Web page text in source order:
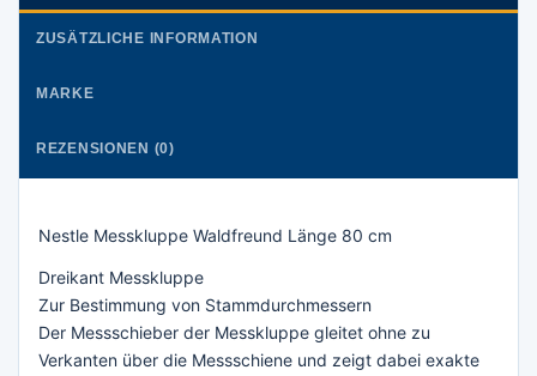
ZUSÄTZLICHE INFORMATION
MARKE
REZENSIONEN (0)
Nestle Messkluppe Waldfreund Länge 80 cm
Dreikant Messkluppe
Zur Bestimmung von Stammdurchmessern
Der Messschieber der Messkluppe gleitet ohne zu
Verkanten über die Messschiene und zeigt dabei exakte